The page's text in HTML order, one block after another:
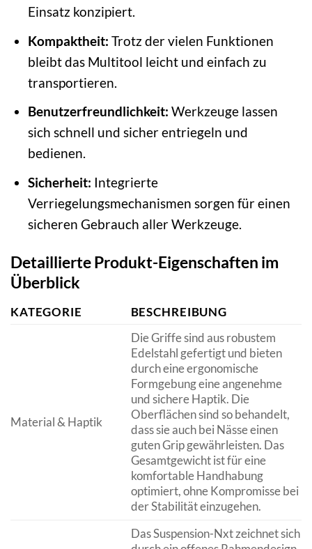
Einsatz konzipiert.
Kompaktheit: Trotz der vielen Funktionen
bleibt das Multitool leicht und einfach zu
transportieren.
Benutzerfreundlichkeit: Werkzeuge lassen
sich schnell und sicher entriegeln und
bedienen.
Sicherheit: Integrierte
Verriegelungsmechanismen sorgen für einen
sicheren Gebrauch aller Werkzeuge.
Detaillierte Produkt-Eigenschaften im
Überblick
KATEGORIE BESCHREIBUNG
Material & Haptik
Die Griffe sind aus robustem
Edelstahl gefertigt und bieten
durch eine ergonomische
Formgebung eine angenehme
und sichere Haptik. Die
Oberflächen sind so behandelt,
dass sie auch bei Nässe einen
guten Grip gewährleisten. Das
Gesamtgewicht ist für eine
komfortable Handhabung
optimiert, ohne Kompromisse bei
der Stabilität einzugehen.
Das Suspension-Nxt zeichnet sich